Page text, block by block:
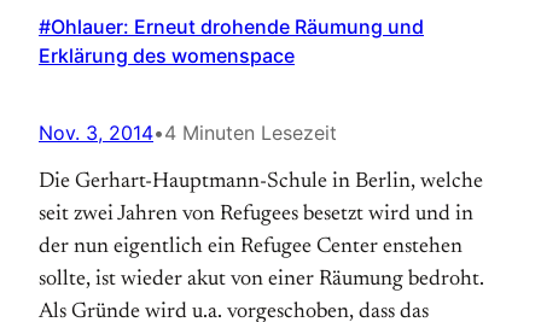
#Ohlauer: Erneut drohende Räumung und
Erklärung des womenspace
Nov. 3, 2014•4 Minuten Lesezeit
Die Gerhart-Hauptmann-Schule in Berlin, welche
seit zwei Jahren von Refugees besetzt wird und in
der nun eigentlich ein Refugee Center enstehen
sollte, ist wieder akut von einer Räumung bedroht.
Als Gründe wird u.a. vorgeschoben, dass das